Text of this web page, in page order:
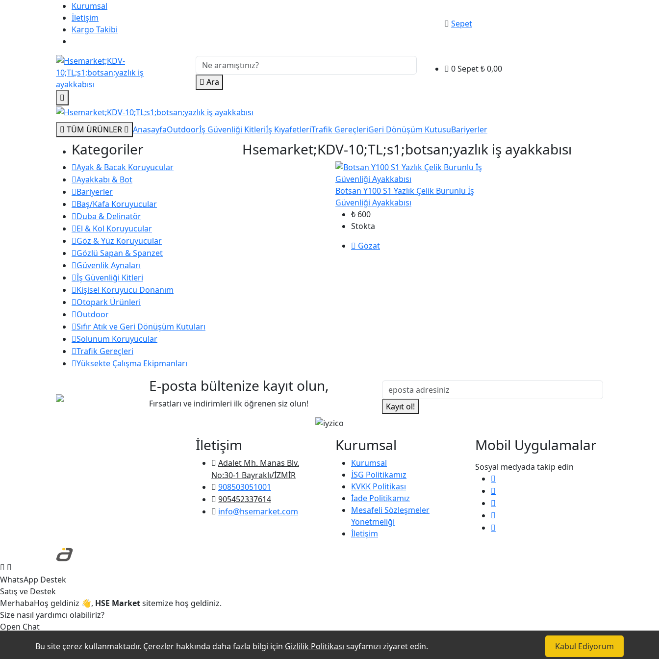
Kurumsal
İletişim
Kargo Takibi
Sepet
Ara
0Sepet₺0,00
TÜM ÜRÜNLER AnasayfaOutdoorİş Güvenliği Kitleriİş KıyafetleriTrafik GereçleriGeri Dönüşüm KutusuBariyerler
Kategoriler
Ayak & Bacak Koruyucular
Ayakkabı & Bot
Bariyerler
Baş/Kafa Koruyucular
Duba & Delinatör
El & Kol Koruyucular
Göz & Yüz Koruyucular
Gözlü Sapan & Spanzet
Güvenlik Aynaları
İş Güvenliği Kitleri
Kişisel Koruyucu Donanım
Otopark Ürünleri
Outdoor
Sıfır Atık ve Geri Dönüşüm Kutuları
Solunum Koruyucular
Trafik Gereçleri
Yüksekte Çalışma Ekipmanları
Hsemarket;KDV-10;TL;s1;botsan;yazlık iş ayakkabısı
Botsan Y100 S1 Yazlık Çelik Burunlu İş
Güvenliği Ayakkabısı
₺ 600
Stokta
Gözat
E-posta bültenize kayıt olun,
Fırsatları ve indirimleri ilk öğrenen siz olun! Kayıt ol!
İletişim
Adalet Mh. Manas Blv.
No:30-1 Bayraklı/İZMİR
908503051001
905452337614
info@hsemarket.com
Kurumsal
Kurumsal
İSG Politikamız
KVKK Politikası
İade Politikamız
Mesafeli Sözleşmeler
Yönetmeliği
İletişim
Mobil Uygulamalar
Sosyal medyada takip edin
Bu site çerez kullanmaktadır. Çerezler hakkında daha fazla bilgi için Gizlilik Politikası sayfamızı ziyaret edin. Kabul Ediyorum
WhatsApp Destek
Satış ve Destek
MerhabaHoş geldiniz 👋, HSE Marketsitemize hoş geldiniz.
Size nasıl yardımcı olabiliriz?
Open Chat